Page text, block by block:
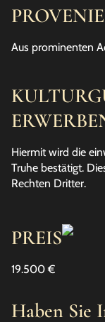
Aus prominenten
Hiermit wird die
Truhe bestätigt.
Rechten Dritter.
PREIS
19.500 €
Haben Sie